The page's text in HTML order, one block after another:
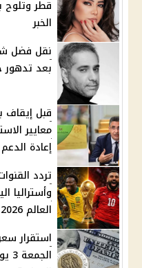
قطر وتلوح
الخبر
نقل فضل
بعد تدهور
قبل إيقاف
معايير
إعادة
تردد
العالم 2026
استقرار